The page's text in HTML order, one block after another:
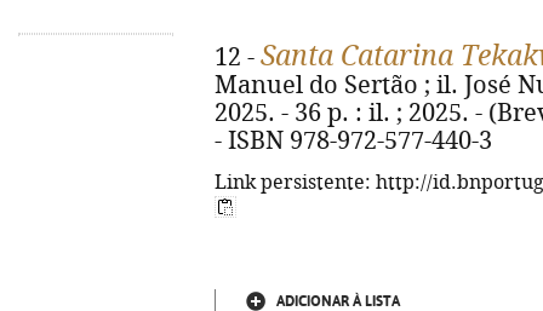
12 - Santa Catarina
Manuel do Sertão ; il. José
2025. - 36 p. : il. ; 2025. -
- ISBN 978-972-577-440-3
Link persistente: http://
ADICIONAR À LISTA